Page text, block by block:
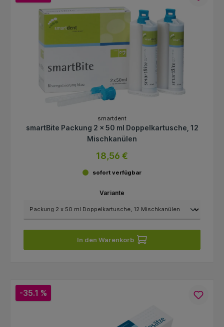
smartdent
smartBite Packung 2 x 50 ml Doppelkartusche, 12
Mischkanülen
18,56 €
sofort verfügbar
Variante
In den Warenkorb
-35.1 %